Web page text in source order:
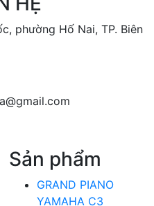
phường Hố Nai, TP. Biên
Sản phẩm
GRAND PIANO
YAMAHA C3